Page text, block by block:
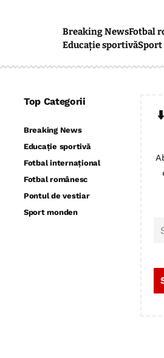
Breaking NewsFotbal
Educație sportivăSport
Top Categorii
Breaking News
Educație sportivă
Fotbal internațional
Fotbal românesc
Pontul de vestiar
Sport monden